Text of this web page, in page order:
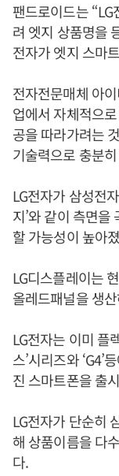
팬드로이드는
려 엣지 상품명을
전자가 엣지 스마
전자전문매체 아
업에서 자체적으
공을 따라가려는
기술력으로 충분
LG전자가 삼성전
지’와 같이 측면
할 가능성이 높아
LG디스플레이는
올레드패널을 생
LG전자는 이미 플
스’시리즈와 ‘G4’
진 스마트폰을 출
LG전자가 단순히
해 상품이름을 다
다.